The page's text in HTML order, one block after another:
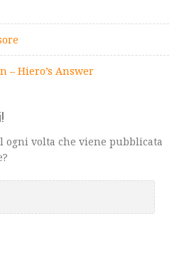
– Hiero’s Answer
ogni volta che viene pubblicata